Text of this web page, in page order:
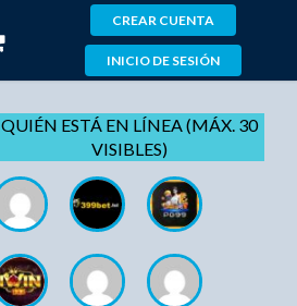
CREAR CUENTA
INICIO DE SESIÓN
QUIÉN ESTÁ EN LÍNEA (MÁX. 30
VISIBLES)